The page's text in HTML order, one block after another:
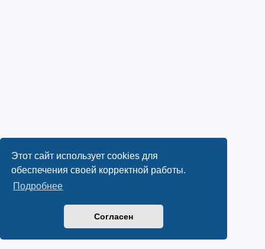
Этот сайт использует cookies для
обеспечения своей корректной работы.
Подробнее
Согласен